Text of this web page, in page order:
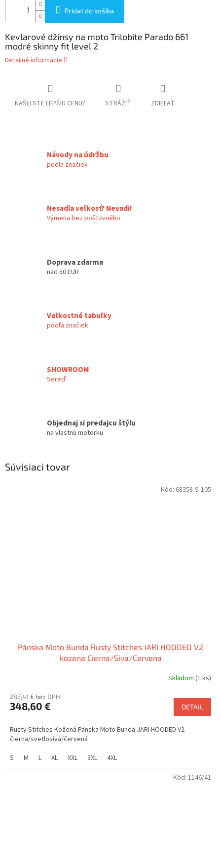
Pridať do košíka
Kevlarové džínsy na moto Trilobite Parado 661
modré skinny fit level 2
Detailné informácie
NAŠLI STE LEPŠIU CENU? STRÁŽIŤ ZDIEĽAŤ
Návody na údržbu
podla značiek
Nesadla veľkosť? Nevadi!
Výmena bez poštovného.
Doprava zdarma
nad 50 EUR
Veľkostné tabuľky
podľa značiek
SHOWROOM
Sereď
Objednaj si predajcu štýlu
na vlastnú motorku
Súvisiaci tovar
Pánska Moto Bunda Rusty Stitches JARI HOODED V2
kozena Cierna/Siva/Cervena
Skladom (1 ks)
283,41 € bez DPH
348,60 € DETAIL
Rusty Stitches Kožená Pánska Moto Bunda JARI HOODED V2
čierna/svetlosivá/červená
S
M L XL XXL 3XL 4XL
Kód: 68358-S-105
Kód: 1146/41